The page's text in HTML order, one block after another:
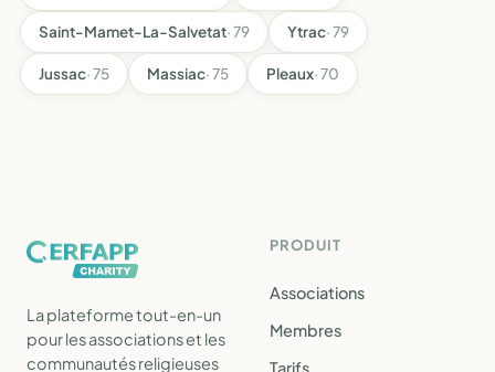
Saint-Mamet-La-Salvetat· 79 Ytrac· 79
Jussac· 75 Massiac· 75 Pleaux· 70
La plateforme tout-en-un
pour les associations et les
communautés religieuses
PRODUIT
Associations
Membres
Tarifs